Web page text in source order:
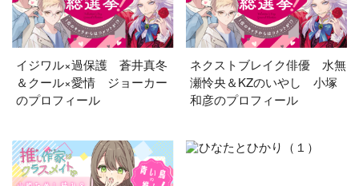
イジワル×過保護 蒼井真冬
＆クール×愛情 ジョーカー
のプロフィール
ネクストブレイク俳優 水無
瀬怜央＆KZのいやし 小塚
和彦のプロフィール